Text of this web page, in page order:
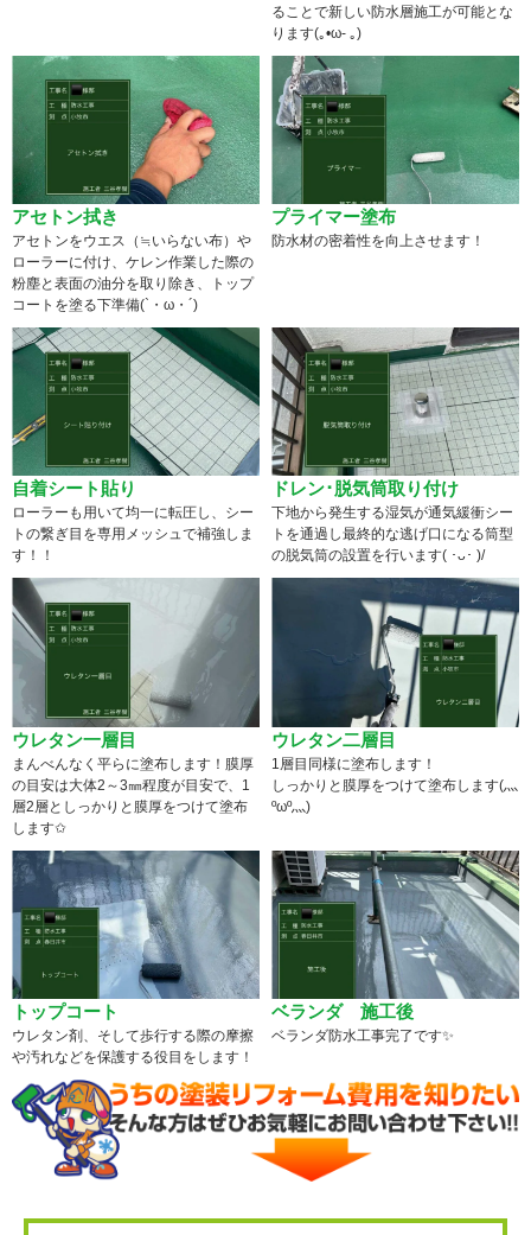
ることで新しい防水層施工が可能とな
ります(｡•ω- ｡)
アセトン拭き
アセトンをウエス（≒いらない布）や
ローラーに付け、ケレン作業した際の
粉塵と表面の油分を取り除き、トップ
コートを塗る下準備(`・ω・´)
プライマー塗布
防水材の密着性を向上させます！
自着シート貼り
ローラーも用いて均一に転圧し、シー
トの繋ぎ目を専用メッシュで補強しま
す！！
ドレン･脱気筒取り付け
下地から発生する湿気が通気緩衝シー
トを通過し最終的な逃げ口になる筒型
の脱気筒の設置を行います( ･ᴗ･ )/
ウレタン一層目
まんべんなく平らに塗布します！膜厚
の目安は大体2～3㎜程度が目安で、1
層2層としっかりと膜厚をつけて塗布
します✩
ウレタン二層目
1層目同様に塗布します！
しっかりと膜厚をつけて塗布します(灬
ºωº灬)
トップコート
ウレタン剤、そして歩行する際の摩擦
や汚れなどを保護する役目をします！
ベランダ 施工後
ベランダ防水工事完了です✨